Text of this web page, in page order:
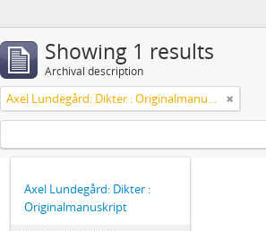
Showing 1 results
Archival description
Axel Lundegård: Dikter : Originalmanuskript
Axel Lundegård: Dikter :
Originalmanuskript